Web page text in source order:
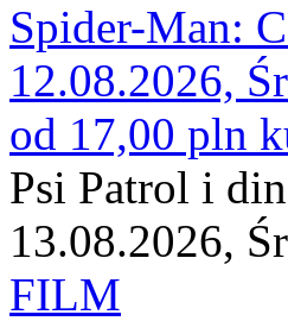
Spider-Man:
12.08.2026,
od 17,00 pln
Psi Patrol i
13.08.2026,
FILM